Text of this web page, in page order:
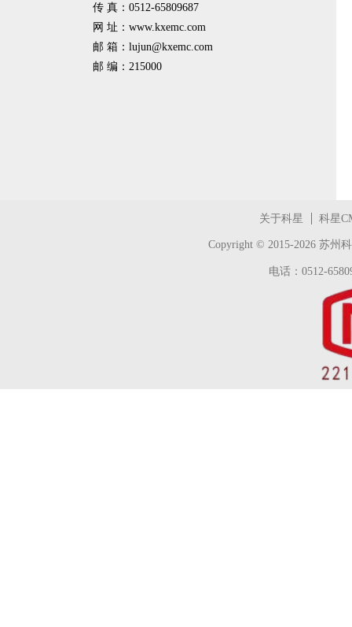
传 真：0512-65809687
网 址：www.kxemc.com
邮 箱： lujun@kxemc.com
邮 编：215000
关于科星 科星
Copyright © 2015-2026 苏州
电话：0512-